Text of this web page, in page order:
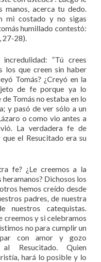
manos, acerca tu dedo.
mi costado y no sigas
humillado contestó:
27-28).
“Tú crees
los que creen sin haber
Tomás? ¿Creyó en la
de fe porque ya lo
Tomás no estaba en lo
y pasó de ver sólo a un
o como vio antes a
La verdadera fe de
el Resucitado era su
fe? ¿Le creemos a la
heramanos? Dichosos los
hemos creído desde
padres, de nuestra
nuestros catequistas.
creemos y si celebramos
no para cumplir un
con amor y gozo
Resucitado. Quien
hará lo posible y lo